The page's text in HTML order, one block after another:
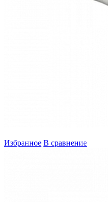
Избранное В сравнение